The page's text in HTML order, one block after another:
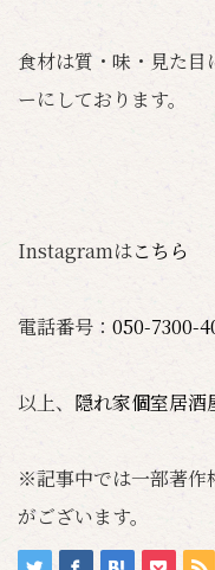
食材は質・味・見た目
ーにしております。
Instagramはこちら
電話番号： 050-7300-
以上、 隠れ家個室居酒
※記事中では一部著作
がございます。